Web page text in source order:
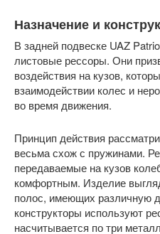
Назначение и
В задней подвеске UAZ
листовые рессоры. Они
воздействия на кузов,
взаимодействии колес и
во время движения.
Принцип действия
весьма схож с пружинами.
передаваемые на кузов
комфортным. Изделие
полос, имеющих различную
конструкторы используют
насчитывается по три